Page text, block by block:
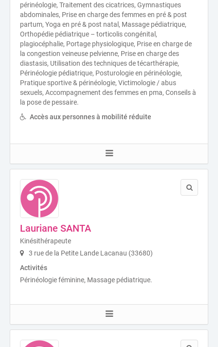
périnéologie, Traitement des cicatrices, Gymnastiques
abdominales, Prise en charge des femmes en pré & post
partum, Yoga en pré & post natal, Massage pédiatrique,
Orthopédie pédiatrique – torticolis congénital,
plagiocéphalie, Portage physiologique, Prise en charge de
la congestion veineuse pelvienne, Prise en charge des
diastasis, Utilisation des techniques de técarthérapie,
Périnéologie pédiatrique, Posturologie en périnéologie,
Pratique sportive & périnéologie, Victimologie / abus
sexuels, Accompagnement des femmes en pma, Conseils à
la pose de pessaire.
Accès aux personnes à mobilité réduite
Lauriane SANTA
Kinésithérapeute
3 rue de la Petite Lande Lacanau (33680)
Activités
Périnéologie féminine, Massage pédiatrique.